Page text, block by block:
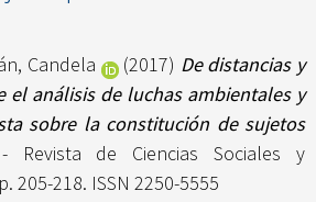
Candela (2017) De distancias y
el análisis de luchas ambientales y
sobre la constitución de sujetos
Revista de Ciencias Sociales y
205-218. ISSN 2250-5555